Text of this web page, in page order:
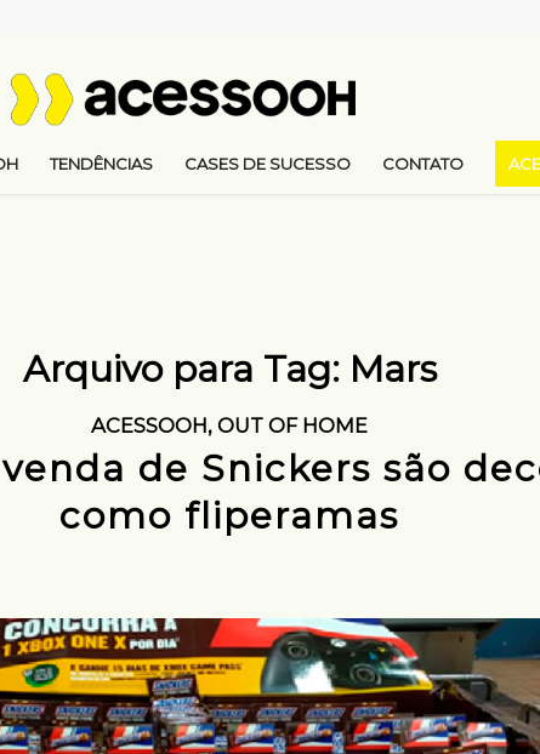
TENDÊNCIAS CASES DE SUCESSO CONTATO
Arquivo para Tag: Mars
ACESSOOH, OUT OF HOME
de Snickers são
como fliperamas